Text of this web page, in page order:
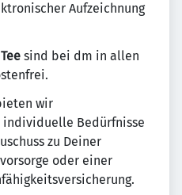
Aufzeichnung
sind bei dm in allen
wir
individuelle Bedürfnisse
zu Deiner
oder einer